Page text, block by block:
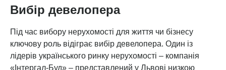
Вибір девелопера
Під час вибору нерухомості для життя чи бізнесу
ключову роль відіграє вибір девелопера. Один із
лідерів українського ринку нерухомості – компанія
«Інтергал-Буд» – представлений у Львові низкою